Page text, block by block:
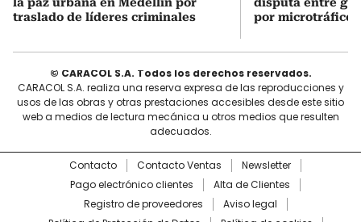
traslado de líderes criminales
por microtráfico
© CARACOL S.A. Todos los derechos reservados.
CARACOL S.A. realiza una reserva expresa de las reproducciones y
usos de las obras y otras prestaciones accesibles desde este sitio
web a medios de lectura mecánica u otros medios que resulten
adecuados.
Contacto Contacto Ventas
Newsletter
Pago electrónico clientes
Alta de Clientes
Registro de proveedores
Aviso legal